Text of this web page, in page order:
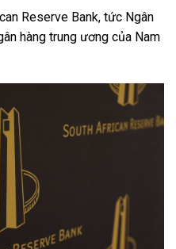
Reserve Bank, tức Ngân
hàng trung ương của Nam